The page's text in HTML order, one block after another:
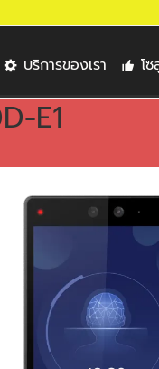
บริการของเรา โ
E1